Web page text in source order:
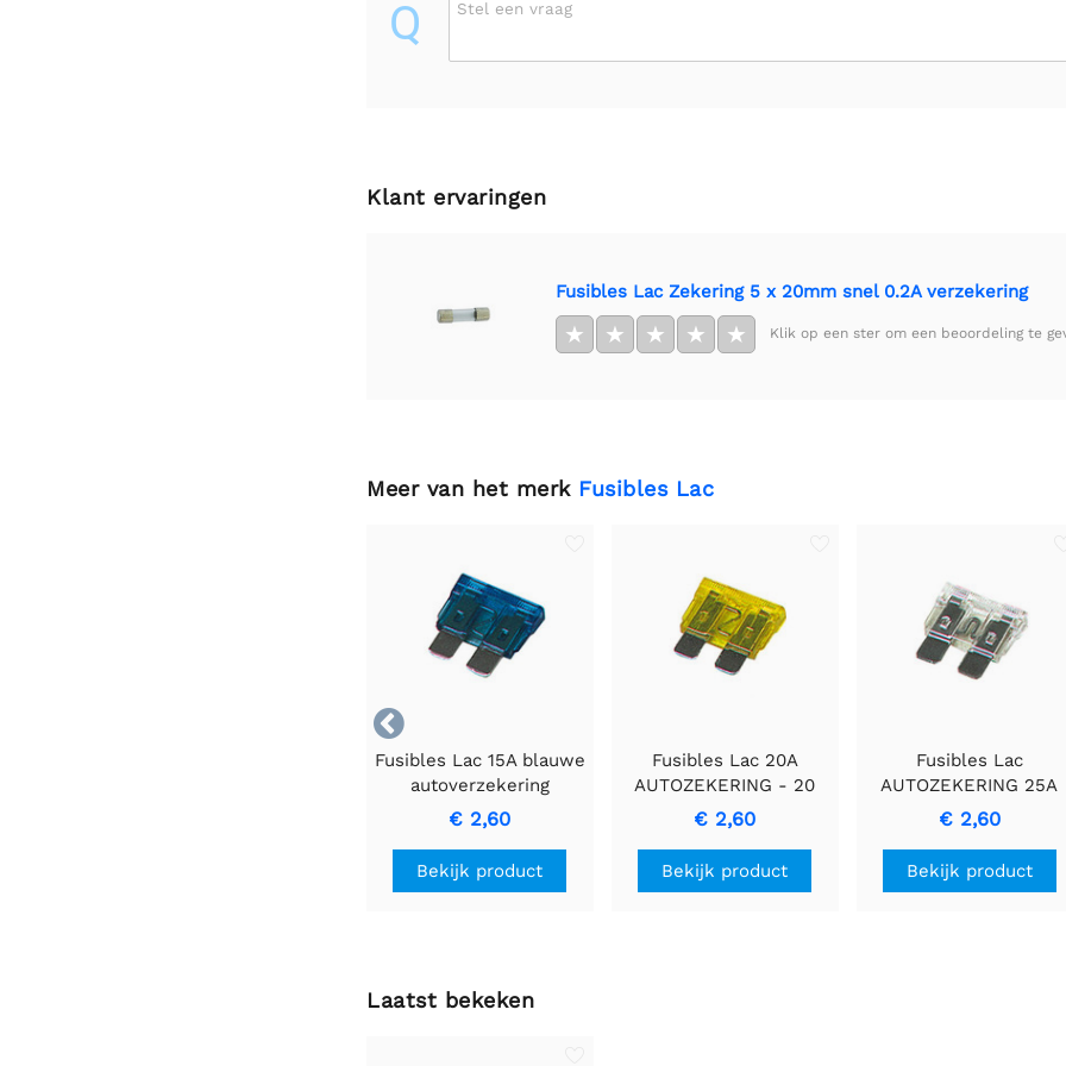
Q Stel een vraag
Klant ervaringen
Fusibles Lac Zekering 5 x 20mm snel 0.2A verzekering
★ ★ ★ ★ ★ Klik op een ster om een beoordeling te
Meer van het merk Fusibles Lac

Fusibles Lac 15A blauwe
autoverzekering
zekering
€ 2,60
Bekijk product
Fusibles Lac 20A
AUTOZEKERING - 20
Ampé Autozekering
voor bedrading
beveiliging
€ 2,60
Bekijk product
Fusibles Lac
AUTOZEKERING 25A
(TRANSPARANT) -
Betrouwbare
bescherming voor
voertuigelektronica
€ 2,60
Bekijk product
Laatst bekeken